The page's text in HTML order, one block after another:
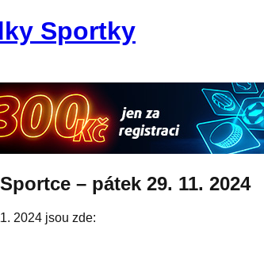
Sportky
– pátek 29. 11. 2024
2024 jsou zde: